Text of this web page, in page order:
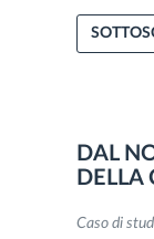
DAL
DELLA
Caso di